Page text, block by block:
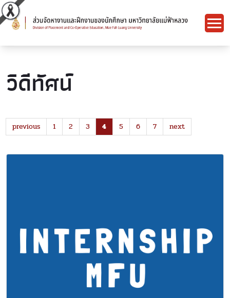
วิดีทัศน์
previous 1 2 3 4 5 6 7 next